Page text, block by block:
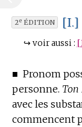
2eÉDITION [I.]
↪ voir aussi :
■ Pronom
personne. Ton
avec les
commencent